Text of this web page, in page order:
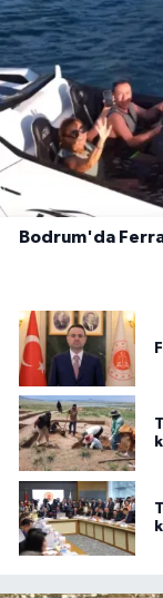
Bodrum'da